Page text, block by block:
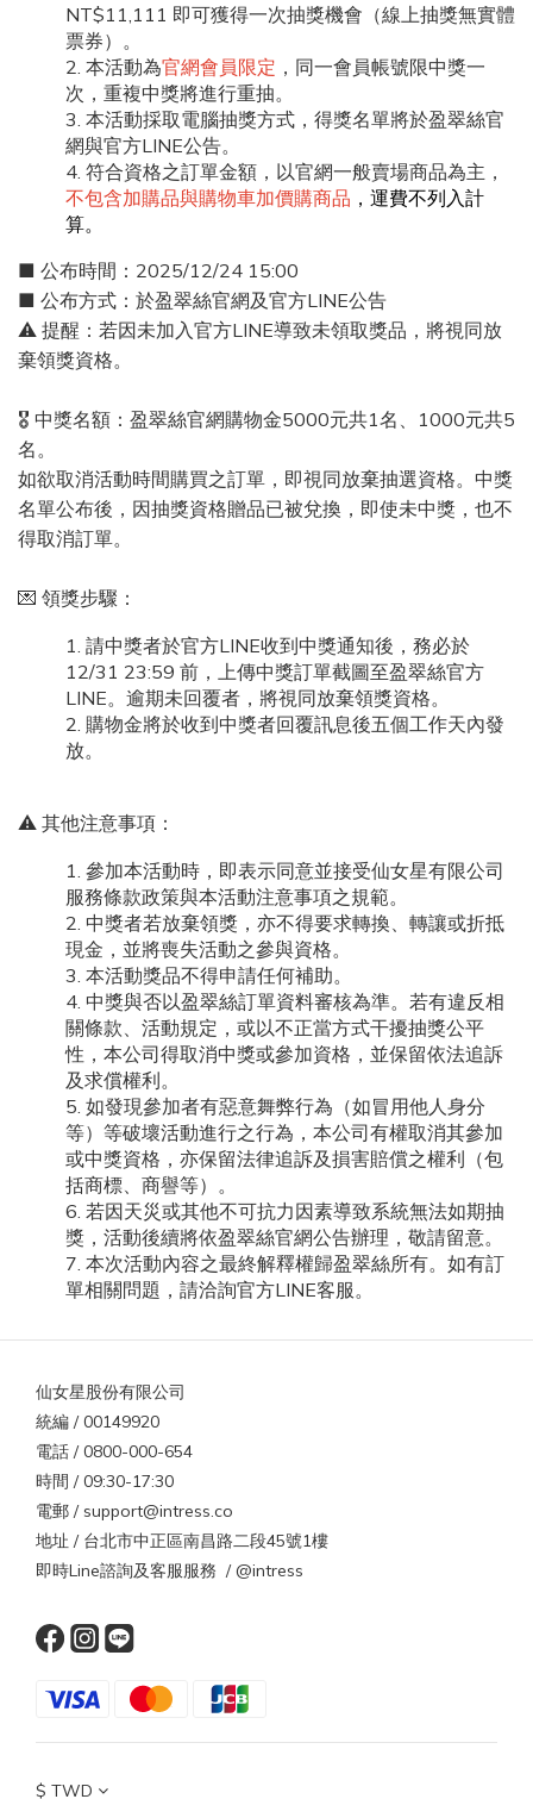
容易起電。改穿棉質、絲質或羊毛混紡衣物能大幅減少靜電。4. 保
持空氣濕度台灣或國外都一樣，濕度過低是靜電主因。可在室內放
一杯水或加濕器，維持濕度約 50%。5. 避免過熱吹風高溫會破壞角
質層，導致更乾更電。建議使用中溫或具負離子功能的吹風機，減
少靜電與水分流失。出國更明顯！這些國家是靜電重災區若你打算
在冬天前往乾冷地區旅遊，靜電現象會更明顯。當地氣溫低、濕度
低、衣物材質偏毛料，都是頭髮起電的完美條件。區域代表城市靜
電特色🇨🇦 加拿大 / 🇺🇸 美國北部多倫多、芝加哥濕度低於 30%，
達 5 個月，毛料衣物摩擦頻繁🇯🇵 北海道 / 🇰🇷 首爾札幌、首爾室
內開暖氣、氣候乾冷，髮絲特別炸🇨🇭 瑞士 / 🇩🇪 德國南部慕尼
黑、蘇黎世高海拔乾冷，暖氣讓濕度更低結語｜靜電是頭髮在提醒
你靜電不是壞事，而是一種訊號——提醒你環境太乾、髮絲太渴、
柔，靜電自然就會遠離。無論是在台北的冬日冷空氣中，還是在北
歐的雪地裡旅行，別忘了給頭髮多一點保護。柔順的髮絲，不只是
外表亮麗，也是頭皮與身心平衡的表現。本文作者：Olivia Chen｜
健康專題編輯專注健康生活與營養保健主題，擅長用淺白實用的方
式整理科學知識，讓日常保養變得簡單好執行。她相信：「每個人
感，請關注盈翠絲部落格！延伸閱讀梳子怎麼挑？氣墊梳、排骨梳
差在哪？一起找到你最需要的命定梳子掉髮怎麼補？營養師解析 5
大養髮營養素，矽才是關鍵！游泳也能不傷髮質！5 招降低泳池對頭
髮的傷害，不怕乾枯打結
NT$11,111 即可獲得一次抽獎機會（線上抽獎無實體
票券）。
本活動為官網會員限定 ，同一會員帳號限中獎一
次，重複中獎將進行重抽。
本活動採取電腦抽獎方式，得獎名單將於盈翠絲官
網與官方LINE公告。
符合資格之訂單金額，以官網一般賣場商品為主，
不包含加購品與購物車加價購商品 ，運費不列入計
算。
■ 公布時間：2025/12/24 15:00
■ 公布方式：於盈翠絲官網及官方LINE公告
⚠️ 提醒：若因未加入官方LINE導致未領取獎品，將視同放
棄領獎資格。
🎖️ 中獎名額：盈翠絲官網購物金5000元共1名、1000元共5
名。
如欲取消活動時間購買之訂單，即視同放棄抽選資格。中獎
名單公布後，因抽獎資格贈品已被兌換，即使未中獎，也不
得取消訂單。
💌 領獎步驟：
請中獎者於官方LINE收到中獎通知後，務必於
12/31 23:59 前，上傳中獎訂單截圖至盈翠絲官方
LINE。逾期未回覆者，將視同放棄領獎資格。
購物金將於收到中獎者回覆訊息後五個工作天內發
放。
⚠️ 其他注意事項：
參加本活動時，即表示同意並接受仙女星有限公司
服務條款政策與本活動注意事項之規範。
中獎者若放棄領獎，亦不得要求轉換、轉讓或折抵
現金，並將喪失活動之參與資格。
本活動獎品不得申請任何補助。
中獎與否以盈翠絲訂單資料審核為準。若有違反相
關條款、活動規定，或以不正當方式干擾抽獎公平
性，本公司得取消中獎或參加資格，並保留依法追訴
及求償權利。
如發現參加者有惡意舞弊行為（如冒用他人身分
等）等破壞活動進行之行為，本公司有權取消其參加
或中獎資格，亦保留法律追訴及損害賠償之權利（包
括商標、商譽等）。
若因天災或其他不可抗力因素導致系統無法如期抽
獎，活動後續將依盈翠絲官網公告辦理，敬請留意。
本次活動內容之最終解釋權歸盈翠絲所有。如有訂
單相關問題，請洽詢官方LINE客服。
仙女星股份有限公司
統編 / 00149920
電話 / 0800-000-654
時間 / 09:30-17:30
電郵 / support@intress.co
地址 / 台北市中正區南昌路二段45號1樓
即時Line諮詢及客服服務 / @intress
$ TWD